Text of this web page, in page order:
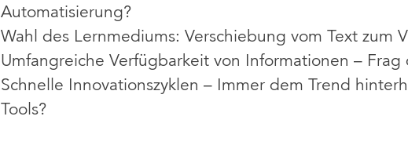
Automatisierung?
Wahl des Lernmediums: Verschiebung vom Text zum
Umfangreiche Verfügbarkeit von Informationen – Frag
Schnelle Innovationszyklen – Immer dem Trend
Tools?